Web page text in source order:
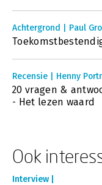
Achtergrond | Paul
Recensie | Henny
20 vragen &
- Het lezen waard
Ook
Interview |